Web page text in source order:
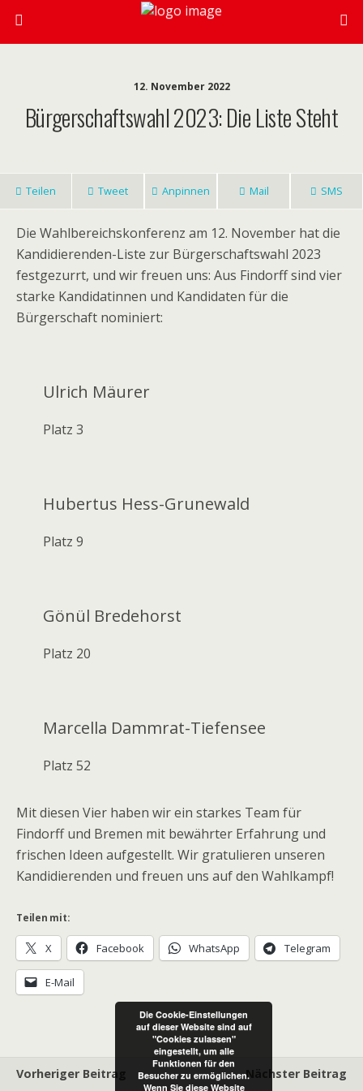
12. November 2022
Bürgerschaftswahl 2023: Die Liste Steht
Teilen Tweet Anpinnen Mail SMS
Die Wahlbereichskonferenz am 12. November hat die
Kandidierenden-Liste zur Bürgerschaftswahl 2023
festgezurrt, und wir freuen uns: Aus Findorff sind vier
starke Kandidatinnen und Kandidaten für die
Bürgerschaft nominiert:
Ulrich Mäurer
Platz 3
Hubertus Hess-Grunewald
Platz 9
Gönül Bredehorst
Platz 20
Marcella Dammrat-Tiefensee
Platz 52
Mit diesen Vier haben wir ein starkes Team für
Findorff und Bremen mit bewährter Erfahrung und
frischen Ideen aufgestellt. Wir gratulieren unseren
Kandidierenden und freuen uns auf den Wahlkampf!
Teilen mit:
X Facebook WhatsApp Telegram
E-Mail
Vorheriger Beitrag
Nächster Beitrag
Die Cookie-Einstellungen
auf dieser Website sind auf
"Cookies zulassen"
eingestellt, um alle
Funktionen für den
Besucher zu ermöglichen.
Wenn Sie diese Website